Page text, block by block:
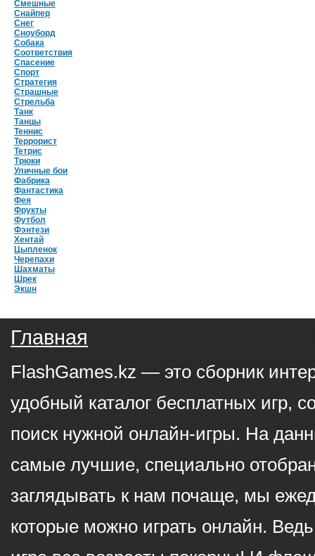
Смешные
Снайпер
Снег
Сноуборд
Собака
Соответствия
Спасение
Спорт
Стратегия
Страшные
Стрельба
Танк
Танцы
Теннис
Террорист
Тетрис
Трюки
Уличные бои
Фабрика
Фантастика
Фея
Фрукты
Футбол
Фэнтези
Хентай
Цыпленок
Черепахи
Шахматы
Шрек
Экшн
Главная
FlashGames.kz — это сборник
удобный каталог бесплатных игр,
поиск нужной онлайн-игры. На
самые лучшие, специально
заглядывать к нам почаще, мы
которые можно играть онлайн.